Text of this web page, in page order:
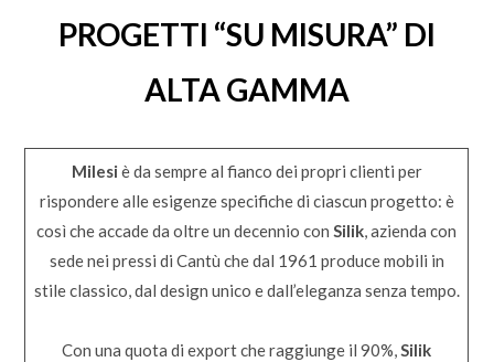
PROGETTI “SU MISURA” DI
ALTA GAMMA
Milesi è da sempre al fianco dei propri clienti per
rispondere alle esigenze specifiche di ciascun progetto: è
così che accade da oltre un decennio conSilik, azienda con
sede nei pressi di Cantù che dal 1961 produce mobili in
stile classico, dal design unico e dall’eleganza senza tempo.
Con una quota di export che raggiunge il 90%,Silik